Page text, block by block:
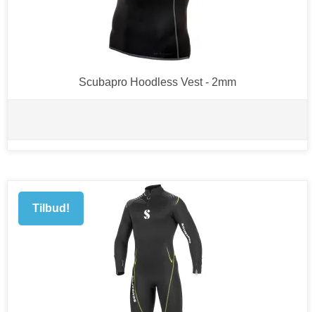
Scubapro Hoodless Vest - 2mm
Tilbud!